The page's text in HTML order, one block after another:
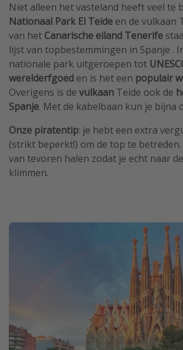
Niet alleen het vasteland heeft veel te
Nationaal Park El Teide en de vulkaan
van het Canarische eiland Tenerife
lijst van topbestemmingen in Spanje .
nationale park uitgeroepen tot
werelderfgoed en is het een populair
Overigens is de vulkaan Teide ook de
Spanje. Met de kabelbaan kun je bijna
Onze piratentip: je hebt een extra
(strikt beperkt!) om de top te betreden.
van tevoren halen zodat je echt naar
klimmen.